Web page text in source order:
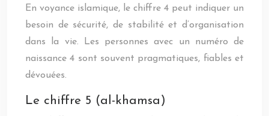
En voyance islamique, le chiffre 4 peut indiquer un
besoin de sécurité, de stabilité et d’organisation
dans la vie. Les personnes avec un numéro de
naissance 4 sont souvent pragmatiques, fiables et
dévouées.
Le chiffre 5 (al-khamsa)